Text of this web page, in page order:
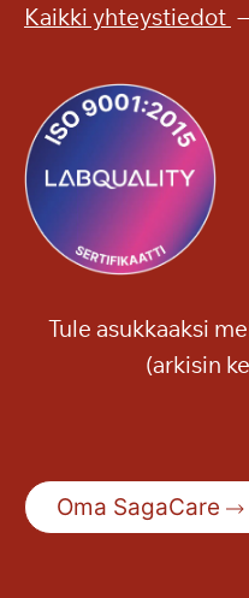
Kaikki yhteystiedot
Tule asukkaaksi
(arkisin
Oma SagaCare